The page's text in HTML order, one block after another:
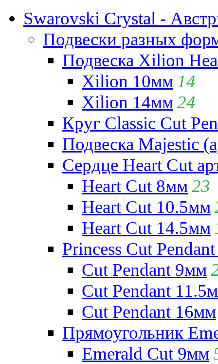
Swarovski Crystal -
Подвески разных
Подвеска Xilion
Xilion 10мм 14
Xilion 14мм24
Круг Classic Cut
Подвеска Majestic
Сердце Heart Cut
Heart Cut 8мм23
Heart Cut 10.5мм
Heart Cut 14.5мм
Princess Cut
Cut Pendant 9мм
Cut Pendant
Cut Pendant 16мм
Прямоугольник
Emerald Cut 9мм